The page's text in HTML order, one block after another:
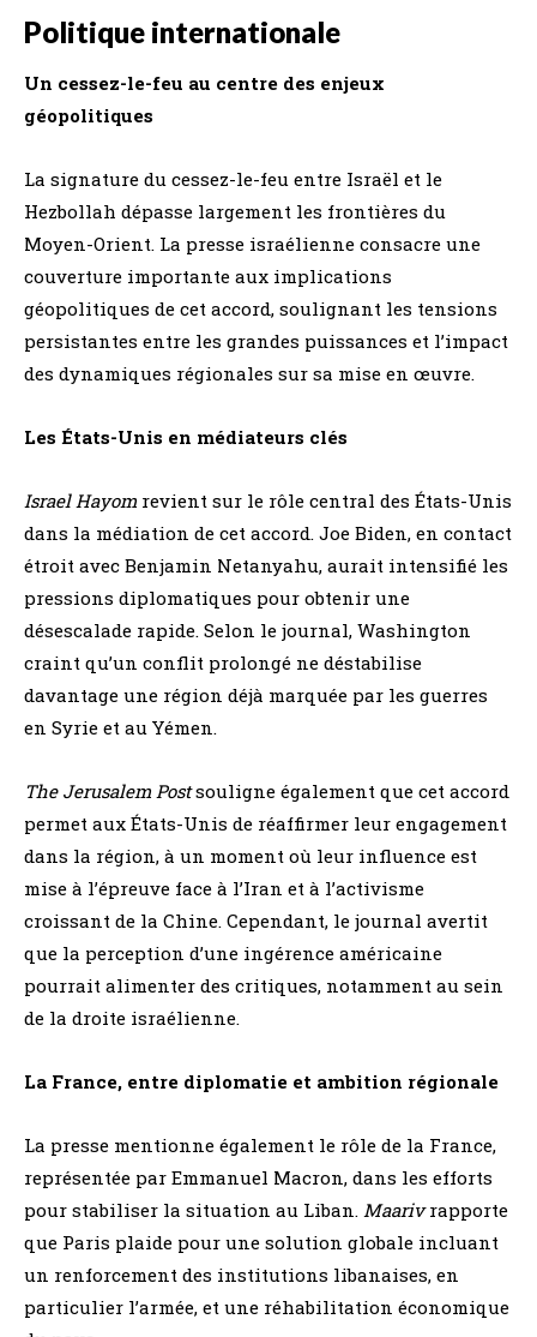
Politique internationale
Un cessez-le-feu au centre des enjeux
géopolitiques
La signature du cessez-le-feu entre Israël et le
Hezbollah dépasse largement les frontières du
Moyen-Orient. La presse israélienne consacre une
couverture importante aux implications
géopolitiques de cet accord, soulignant les tensions
persistantes entre les grandes puissances et l’impact
des dynamiques régionales sur sa mise en œuvre.
Les États-Unis en médiateurs clés
Israel Hayom revient sur le rôle central des États-Unis
dans la médiation de cet accord. Joe Biden, en contact
étroit avec Benjamin Netanyahu, aurait intensifié les
pressions diplomatiques pour obtenir une
désescalade rapide. Selon le journal, Washington
craint qu’un conflit prolongé ne déstabilise
davantage une région déjà marquée par les guerres
en Syrie et au Yémen.
The Jerusalem Postsouligne également que cet accord
permet aux États-Unis de réaffirmer leur engagement
dans la région, à un moment où leur influence est
mise à l’épreuve face à l’Iran et à l’activisme
croissant de la Chine. Cependant, le journal avertit
que la perception d’une ingérence américaine
pourrait alimenter des critiques, notamment au sein
de la droite israélienne.
La France, entre diplomatie et ambition régionale
La presse mentionne également le rôle de la France,
représentée par Emmanuel Macron, dans les efforts
pour stabiliser la situation au Liban. Maarivrapporte
que Paris plaide pour une solution globale incluant
un renforcement des institutions libanaises, en
particulier l’armée, et une réhabilitation économique